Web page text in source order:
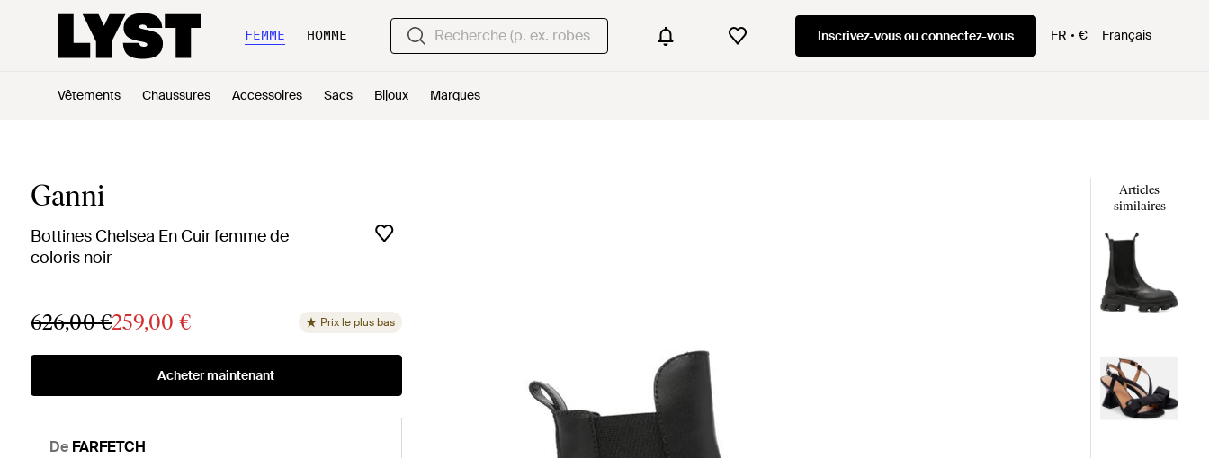
FEMME HOMME Inscrivez-vous ou connectez-vous FR € Français
Vêtements Chaussures Accessoires Sacs Bijoux Marques
Ganni
Bottines Chelsea En Cuir femme de
coloris noir
626,00 €259,00 € Prix le plus bas
Acheter maintenant
De FARFETCH
Articles
similaires